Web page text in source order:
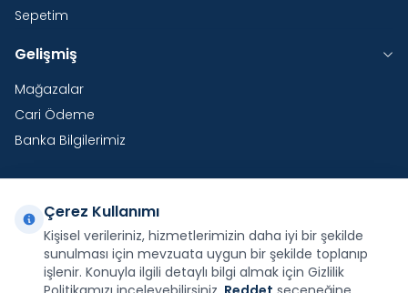
Sepetim
Gelişmiş
Mağazalar
Cari Ödeme
Banka Bilgilerimiz
Yurtdışı Kargo
Şirketimiz E-Fatura ve E-Arşiv Fatura uygulaması
kapsamındadır.
Çerez Kullanımı
Kişisel verileriniz, hizmetlerimizin daha iyi bir şekilde
sunulması için mevzuata uygun bir şekilde toplanıp
işlenir. Konuyla ilgili detaylı bilgi almak için Gizlilik